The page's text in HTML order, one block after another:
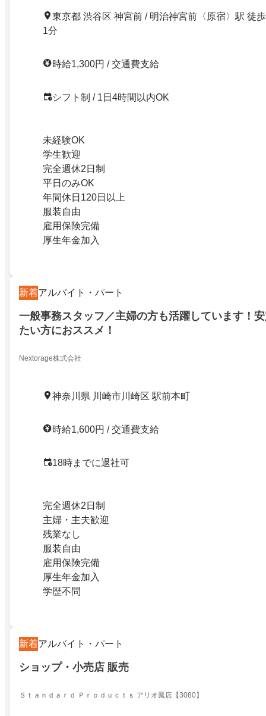
東京都 渋谷区 神宮前 / 明治神宮前〈原宿〉駅 徒歩
1分
時給1,300円 / 交通費支給
シフト制 / 1日4時間以内OK
未経験OK
学生歓迎
完全週休2日制
平日のみOK
年間休日120日以上
服装自由
雇用保険完備
厚生年金加入
新着アルバイト・パート
一般事務スタッフ／主婦の方も活躍しています！
たい方におススメ！
Nextorage株式会社
神奈川県 川崎市川崎区 駅前本町
時給1,600円 / 交通費支給
18時までに退社可
完全週休2日制
主婦・主夫歓迎
残業なし
服装自由
雇用保険完備
厚生年金加入
学歴不問
新着アルバイト・パート
ショップ・小売店 販売
Ｓｔａｎｄａｒｄ Ｐｒｏｄｕｃｔｓ アリオ鳳店【3080】